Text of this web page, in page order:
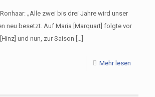
„Alle zwei bis drei Jahre wird unser
neu besetzt. Auf Maria [Marquart] folgte vor
und nun, zur Saison […]
Mehr lesen